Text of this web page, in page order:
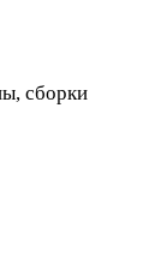
сборки